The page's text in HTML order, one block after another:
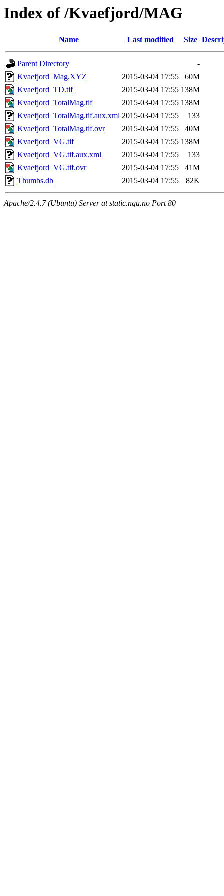
Index of /Kvaefjord/MAG
Name Last modified Size
Parent Directory
-
Kvaefjord_Mag.XYZ
2015-03-04 17:55
60M
Kvaefjord_TD.tif
2015-03-04 17:55 138M
Kvaefjord_TotalMag.tif
2015-03-04 17:55 138M
Kvaefjord_TotalMag.tif.aux.xml 2015-03-04 17:55
133
Kvaefjord_TotalMag.tif.ovr
2015-03-04 17:55
40M
Kvaefjord_VG.tif
2015-03-04 17:55 138M
Kvaefjord_VG.tif.aux.xml
2015-03-04 17:55
133
Kvaefjord_VG.tif.ovr
2015-03-04 17:55
41M
Thumbs.db
2015-03-04 17:55 82K
Apache/2.4.7 (Ubuntu) Server at static.ngu.no Port 80